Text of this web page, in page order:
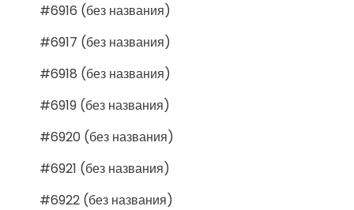
#6916 (без названия)
#6917 (без названия)
#6918 (без названия)
#6919 (без названия)
#6920 (без названия)
#6921 (без названия)
#6922 (без названия)